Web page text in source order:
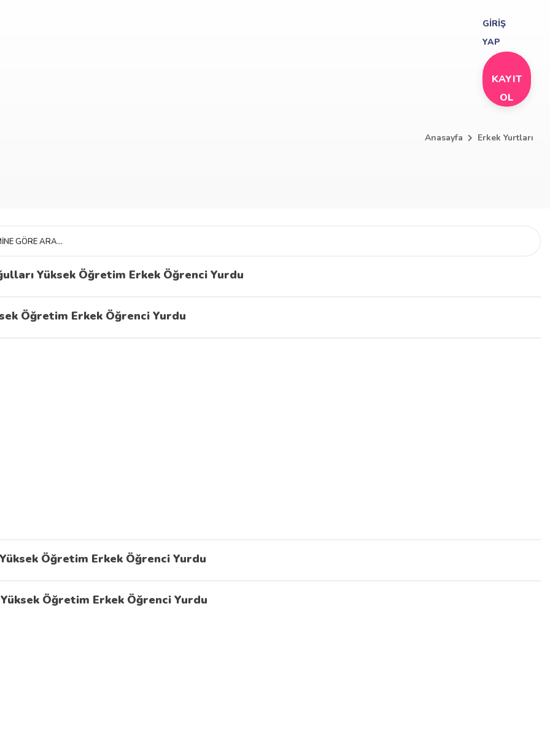
GİRİŞ
YAP
KAYIT
OL
Anasayfa Erkek Yurtları
Yüksek Öğretim Erkek Öğrenci Yurdu
Öğretim Erkek Öğrenci Yurdu
Öğretim Erkek Öğrenci Yurdu
Öğretim Erkek Öğrenci Yurdu